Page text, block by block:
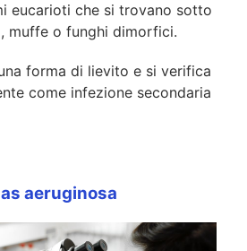
eucarioti che si trovano sotto
muffe o funghi dimorfici.
forma di lievito e si verifica
come infezione secondaria
aeruginosa